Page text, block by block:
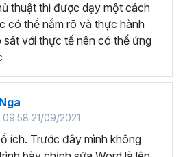
là7h37 giờ học, khóa học gồm
giảngsẽ trang bị cho người học
cụ, chức năng xử lý các văn bản
với Word lâu năm nhưng bạn
nhiên trước tính năng tuyệt vời
học trên. Vậy bạn sẽ học được
thuật thì được dạy một cách
có thể nắm rõ và thực hành
sát với thực tế nên có thể ứng
09:58 21/09/2021
ích. Trước đây mình không